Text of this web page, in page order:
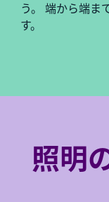
う。 端から端ま
す。
照明